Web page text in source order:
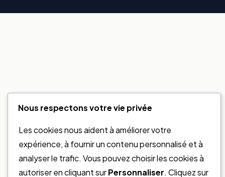
Nous respectons votre vie privée
Les cookies nous aident à améliorer votre
expérience, à fournir un contenu personnalisé et à
analyser le trafic. Vous pouvez choisir les cookies à
autoriser en cliquant surPersonnaliser. Cliquez sur